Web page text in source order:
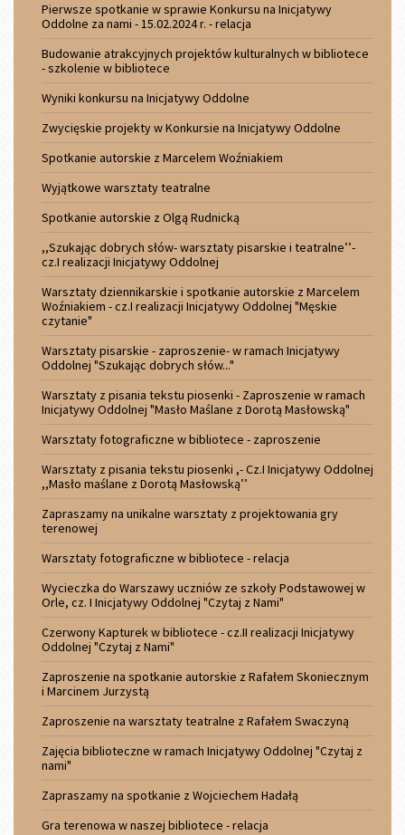
Pierwsze spotkanie w sprawie Konkursu na Inicjatywy
Oddolne za nami - 15.02.2024 r. - relacja
Budowanie atrakcyjnych projektów kulturalnych w bibliotece
- szkolenie w bibliotece
Wyniki konkursu na Inicjatywy Oddolne
Zwycięskie projekty w Konkursie na Inicjatywy Oddolne
Spotkanie autorskie z Marcelem Woźniakiem
Wyjątkowe warsztaty teatralne
Spotkanie autorskie z Olgą Rudnicką
,,Szukając dobrych słów- warsztaty pisarskie i teatralne’’-
cz.I realizacji Inicjatywy Oddolnej
Warsztaty dziennikarskie i spotkanie autorskie z Marcelem
Woźniakiem - cz.I realizacji Inicjatywy Oddolnej "Męskie
czytanie"
Warsztaty pisarskie - zaproszenie- w ramach Inicjatywy
Oddolnej "Szukając dobrych słów..."
Warsztaty z pisania tekstu piosenki - Zaproszenie w ramach
Inicjatywy Oddolnej "Masło Maślane z Dorotą Masłowską"
Warsztaty fotograficzne w bibliotece - zaproszenie
Warsztaty z pisania tekstu piosenki ,- Cz.I Inicjatywy Oddolnej
,,Masło maślane z Dorotą Masłowską’’
Zapraszamy na unikalne warsztaty z projektowania gry
terenowej
Warsztaty fotograficzne w bibliotece - relacja
Wycieczka do Warszawy uczniów ze szkoły Podstawowej w
Orle, cz. I Inicjatywy Oddolnej "Czytaj z Nami"
Czerwony Kapturek w bibliotece - cz.II realizacji Inicjatywy
Oddolnej "Czytaj z Nami"
Zaproszenie na spotkanie autorskie z Rafałem Skoniecznym
i Marcinem Jurzystą
Zaproszenie na warsztaty teatralne z Rafałem Swaczyną
Zajęcia biblioteczne w ramach Inicjatywy Oddolnej "Czytaj z
nami"
Zapraszamy na spotkanie z Wojciechem Hadałą
Gra terenowa w naszej bibliotece - relacja